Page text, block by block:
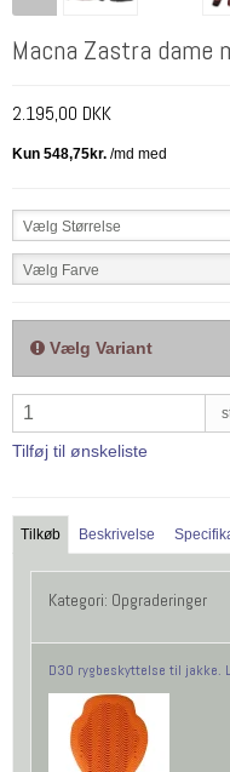
Macna Zastra dame
2.195,00 DKK
Vælg Størrelse
Vælg Farve
Vælg Variant
Tilføj til ønskeliste
Tilkøb Beskrivelse
Kategori: Opgraderinger
D3O rygbeskyttelse til jakke.